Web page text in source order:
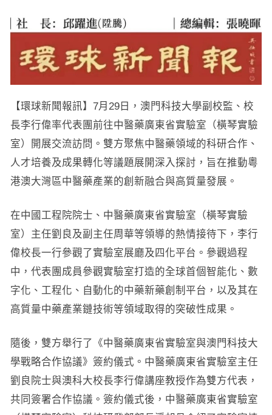
【環球新聞報訊】7月29日，澳門科技大學副校監、校
長李行偉率代表團前往中醫藥廣東省實驗室（橫琴實驗
室）開展交流訪問。雙方聚焦中醫藥領域的科研合作、
人才培養及成果轉化等議題展開深入探討，旨在推動粵
港澳大灣區中醫藥產業的創新融合與高質量發展。
在中國工程院院士、中醫藥廣東省實驗室（橫琴實驗
室）主任劉良及副主任周華等領導的熱情接待下，李行
偉校長一行參觀了實驗室展廳及四化平台。參觀過程
中，代表團成員參觀實驗室打造的全球首個智能化、數
字化、工程化、自動化的中藥新藥創制平台，以及其在
高質量中藥產業鏈技術等領域取得的突破性成果。
隨後，雙方舉行了《中醫藥廣東省實驗室與澳門科技大
學戰略合作協議》簽約儀式。中醫藥廣東省實驗室主任
劉良院士與澳科大校長李行偉講座教授作為雙方代表，
共同簽署合作協議。簽約儀式後，中醫藥廣東省實驗室